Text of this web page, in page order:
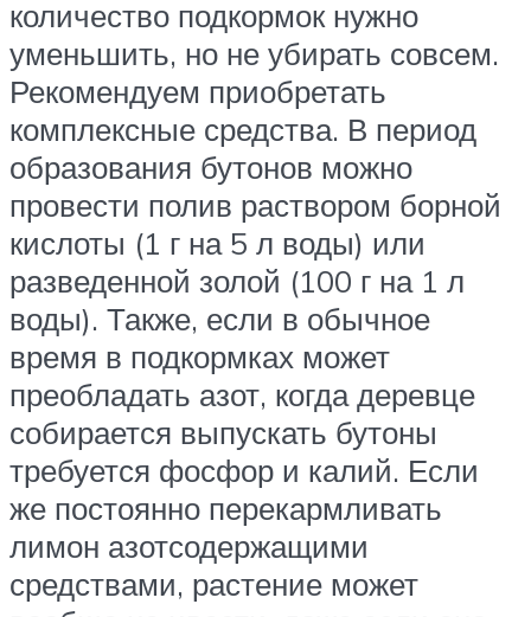
количество подкормок нужно
уменьшить, но не убирать совсем.
Рекомендуем приобретать
комплексные средства. В период
образования бутонов можно
провести полив раствором борной
кислоты (1 г на 5 л воды) или
разведенной золой (100 г на 1 л
воды). Также, если в обычное
время в подкормках может
преобладать азот, когда деревце
собирается выпускать бутоны
требуется фосфор и калий. Если
же постоянно перекармливать
лимон азотсодержащими
средствами, растение может